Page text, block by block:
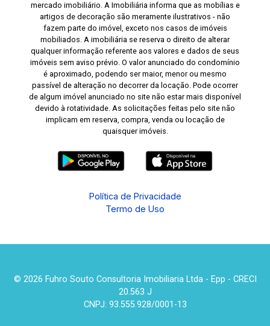
mercado imobiliário. A Imobiliária informa que as mobílias e
artigos de decoração são meramente ilustrativos - não
fazem parte do imóvel, exceto nos casos de imóveis
mobiliados. A imobiliária se reserva o direito de alterar
qualquer informação referente aos valores e dados de seus
imóveis sem aviso prévio. O valor anunciado do condomínio
é aproximado, podendo ser maior, menor ou mesmo
passível de alteração no decorrer da locação. Pode ocorrer
de algum imóvel anunciado no site não estar mais disponível
devido à rotatividade. As solicitações feitas pelo site não
implicam em reserva, compra, venda ou locação de
quaisquer imóveis.
Política de Privacidade
Termo de Uso
© 2026 Fuhro Souto Consultoria Imobiliaria Ltda - Epp - CRECI
20.563 J
CNPJ: 93.555.928/0001-13